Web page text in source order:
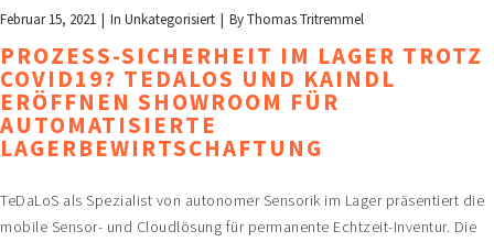
Februar 15, 2021 In Unkategorisiert ByThomas Tritremmel
PROZESS-SICHERHEIT IM LAGER TROTZ
COVID19? TEDALOS UND KAINDL
ERÖFFNEN SHOWROOM FÜR
AUTOMATISIERTE
LAGERBEWIRTSCHAFTUNG
TeDaLoS als Spezialist von autonomer Sensorik im Lager präsentiert die
mobile Sensor- und Cloudlösung für permanente Echtzeit-Inventur. Die